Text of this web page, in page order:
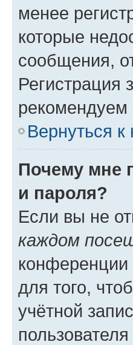
менее
которые
сообщения,
Регистрация
рекомендуем
Вернуться к
Почему мне
и пароля?
Если вы не
каждом
конференции
для того,
учётной